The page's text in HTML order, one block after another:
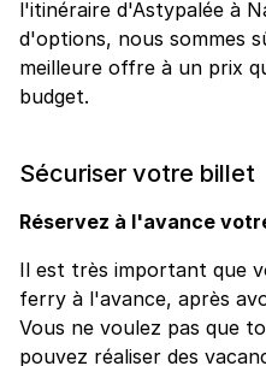
l'itinéraire d'Astypalée à
d'options, nous sommes
meilleure offre à un prix
budget.
Sécuriser votre billet
Réservez à l'avance
Il est très important que
ferry à l'avance, après
Vous ne voulez pas que
pouvez réaliser des